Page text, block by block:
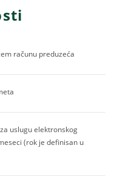
računu preduzeća
uslugu elektronskog
(rok je definisan u